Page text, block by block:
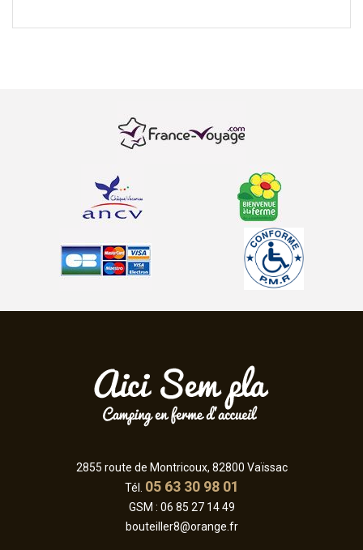
2855 route de Montricoux, 82800 Vaïssac
Tél. 05 63 30 98 01
GSM : 06 85 27 14 49
bouteiller8@orange.fr